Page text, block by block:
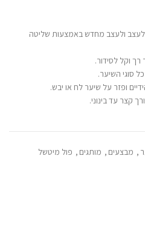
ולעצב מחדש באמצעות שליטה
רך וקל לסידור.
סוגי השיער.
ופזר על שיער לח או יבש.
קצר עד בינוני.
, מבצעים , מותגים , פול מיטשל